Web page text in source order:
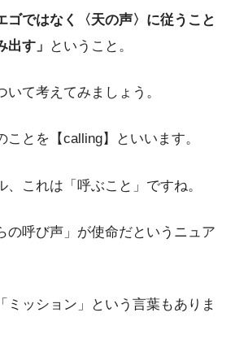
ゴではなく〈天の声〉に従うこと
す」
ということ。
いて考えてみましょう。
とを【calling】といいます。
、これは「呼ぶこと」ですね。
の呼び声」が使命だというニュア
ミッション」という言葉もありま